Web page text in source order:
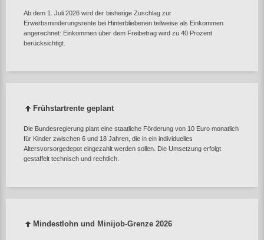
Ab dem 1. Juli 2026 wird der bisherige Zuschlag zur
Erwerbsminderungsrente bei Hinterbliebenen teilweise als Einkommen
angerechnet: Einkommen über dem Freibetrag wird zu 40 Prozent
berücksichtigt.
Frühstartrente geplant
Die Bundesregierung plant eine staatliche Förderung von 10 Euro monatlich
für Kinder zwischen 6 und 18 Jahren, die in ein individuelles
Altersvorsorgedepot eingezahlt werden sollen. Die Umsetzung erfolgt
gestaffelt technisch und rechtlich.
Mindestlohn und Minijob‑Grenze 2026